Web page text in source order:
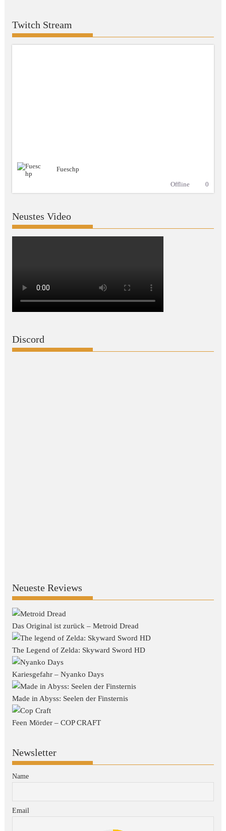
Twitch Stream
Fueschp
Offline
0
Neustes Video
Discord
Neueste Reviews
Das Original ist zurück – Metroid Dread
The Legend of Zelda: Skyward Sword HD
Kariesgefahr – Nyanko Days
Made in Abyss: Seelen der Finsternis
Feen Mörder – COP CRAFT
Newsletter
Name
Email